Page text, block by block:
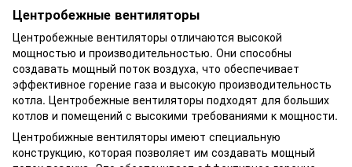
Центробежные вентиляторы
Центробежные вентиляторы отличаются высокой
мощностью и производительностью. Они способны
создавать мощный поток воздуха, что обеспечивает
эффективное горение газа и высокую производительность
котла. Центробежные вентиляторы подходят для больших
котлов и помещений с высокими требованиями к мощности.
Центробижные вентиляторы имеют специальную
конструкцию, которая позволяет им создавать мощный